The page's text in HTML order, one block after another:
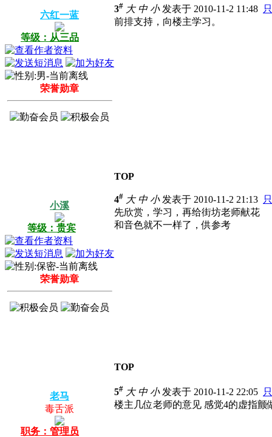
六红一蓝
等级：从三品
荣誉勋章
3# 大 中 小发表于 2010-11-2 11:48
前排支持，向楼主学习。
TOP
小溪
等级：贵宾
荣誉勋章
4# 大 中 小发表于 2010-11-2 21:13
先欣赏，学习，再给街坊老师献花
和音色就不一样了，供参考
TOP
老马
毒舌派
职务：管理员
5# 大 中 小发表于 2010-11-2 22:05
楼主几位老师的意见 感觉4的虚指颤